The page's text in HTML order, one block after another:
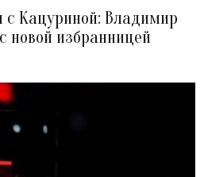
с Кацуриной: Владимир
новой избранницей